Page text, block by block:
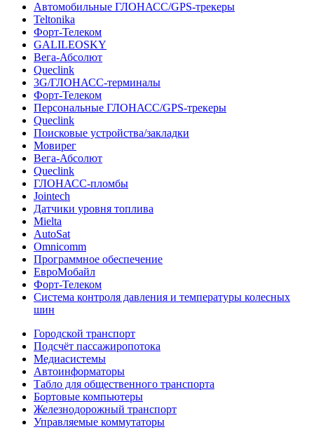
Автомобильные ГЛОНАСС/GPS-трекеры
Teltonika
Форт-Телеком
GALILEOSKY
Вега-Абсолют
Queclink
3G/ГЛОНАСС-терминалы
Форт-Телеком
Персональные ГЛОНАСС/GPS-трекеры
Queclink
Поисковые устройства/закладки
Мовирег
Вега-Абсолют
Queclink
ГЛОНАСС-пломбы
Jointech
Датчики уровня топлива
Mielta
AutoSat
Omnicomm
Программное обеспечение
ЕвроМобайл
Форт-Телеком
Система контроля давления и температуры колесных
шин
Городской транспорт
Подсчёт пассажиропотока
Медиасистемы
Автоинформаторы
Табло для общественного транспорта
Бортовые компьютеры
Железнодорожный транспорт
Управляемые коммутаторы